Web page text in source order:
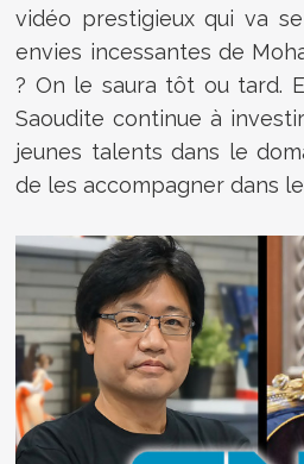
vidéo prestigieux qui va
envies incessantes de
? On le saura tôt ou tard.
Saoudite continue à
jeunes talents dans le
de les accompagner dans